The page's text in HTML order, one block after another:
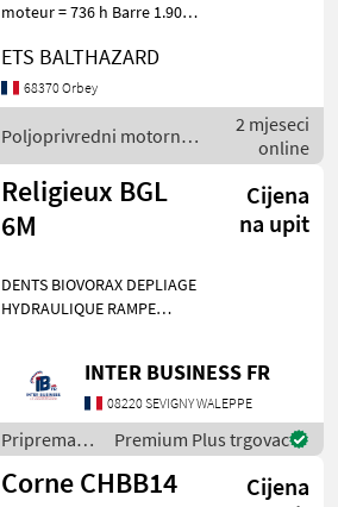
moteur = 736 h Barre 1.90
23.8/50-12 (usure 40%)
Vendu avec un broyeur
Carroy axe horizontal Peu
utilisé Poljoprivredni
ETS BALTHAZARD
68370 Orbey
Poljoprivredni motorni
strojevi / Aebi
2 mjeseci
online
Religieux BGL
6M
Cijena
na upit
DENTS BIOVORAX DEPLIAGE
HYDRAULIQUE RAMPE
obrada tla (plugovi,
kultivatori, tanjurače i dr.)
Roto drljače, tanjurače,
INTER BUSINESS FR
08220 SEVIGNY WALEPPE
Priprema/
obrada tla
(plugovi,
Premium Plus trgovac
Corne CHBB14
Cijena